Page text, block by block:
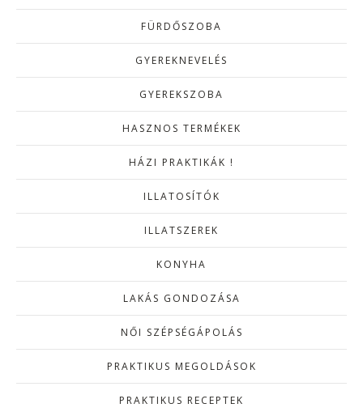
FÜRDŐSZOBA
GYEREKNEVELÉS
GYEREKSZOBA
HASZNOS TERMÉKEK
HÁZI PRAKTIKÁK !
ILLATOSÍTÓK
ILLATSZEREK
KONYHA
LAKÁS GONDOZÁSA
NŐI SZÉPSÉGÁPOLÁS
PRAKTIKUS MEGOLDÁSOK
PRAKTIKUS RECEPTEK